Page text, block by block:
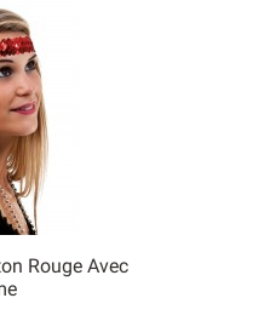
Rouge Avec
rapide